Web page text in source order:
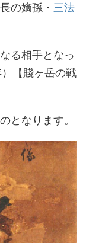
の嫡孫・ 三法
る相手となっ
【賤ヶ岳の戦
となります。